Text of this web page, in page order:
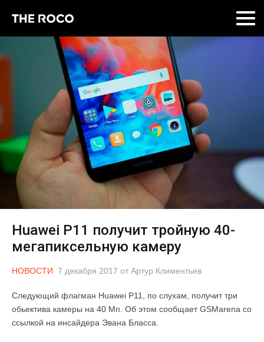
Huawei P11 получит тройную 40-
мегапиксельную камеру
НОВОСТИ 7 декабря 2017 от Артур Климентьев
Следующий флагман Huawei P11, по слухам, получит три
обьектива камеры на 40 Мп. Об этом сообщает GSMarena со
ссылкой на инсайдера Эвана Бласса.